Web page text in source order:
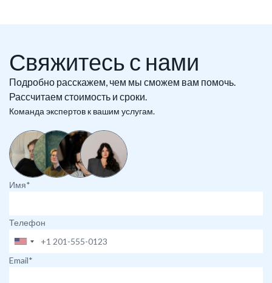
Свяжитесь с нами
Подробно расскажем, чем мы сможем вам помочь.
Рассчитаем стоимость и сроки.
Команда экспертов к вашим услугам.
Имя*
Телефон
Email*